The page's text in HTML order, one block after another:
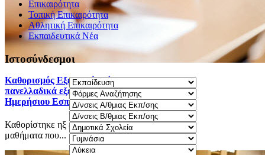
Καθορισμός Eξεταστέας ύλης 2025-2026 για τα
πανελλαδικά εξεταζόμενα μαθήματα Γ΄ τάξης
Ημερήσιου Εσπερινού ΓΕΛ.
Καθορίστηκε ηξ εξεταστέα ύλη 2025-2026 για τα
μαθήματα που...
Επικαιρότητα
Τοπική Επικαιρότητα
Αθλητική Επικαιρότητα
Eκπαιδευτικά Νέα
Ιστοσύνδεσμοι